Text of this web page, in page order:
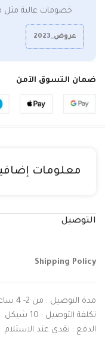
خصومات عالية مثل
عروض_2023
ضمان التسوق الآمن
معلومات
التوصيل
Shipping Policy
مدة التوصيل : من 2- 4 ساعات
تكلفة التوصيل : 10 شيكل
الدفع : نقدي عند الاستلام